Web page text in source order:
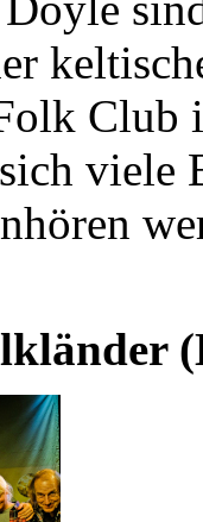
Club
viele